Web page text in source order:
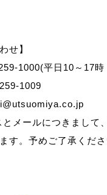
せ】
1000(平日10～17
1009
とメールにつきまして
す。予めご了承くだ